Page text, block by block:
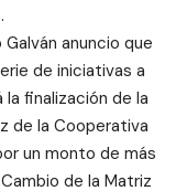
anuncio que
de iniciativas a
finalización de la
de la Cooperativa
un monto de más
de la Matriz